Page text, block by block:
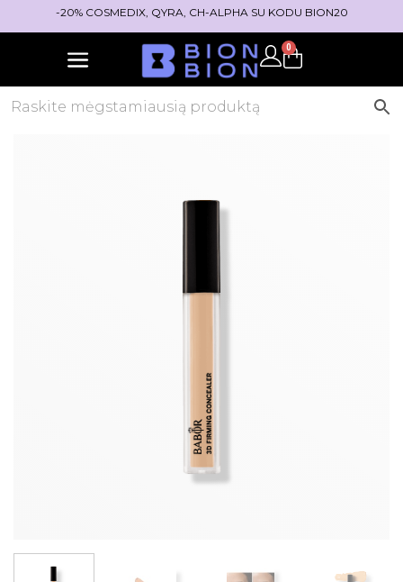
-20% COSMEDIX, QYRA, CH-ALPHA SU KODU BION20
0